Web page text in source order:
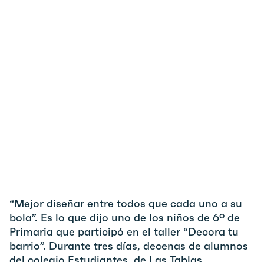
“Mejor diseñar entre todos que cada uno a su
bola”. Es lo que dijo uno de los niños de 6º de
Primaria que participó en el taller “Decora tu
barrio”. Durante tres días, decenas de alumnos